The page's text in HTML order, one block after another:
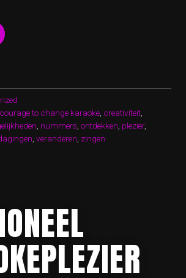
courage to change karaoke creativiteit
nummers ontdekken plezier,
veranderen zingen